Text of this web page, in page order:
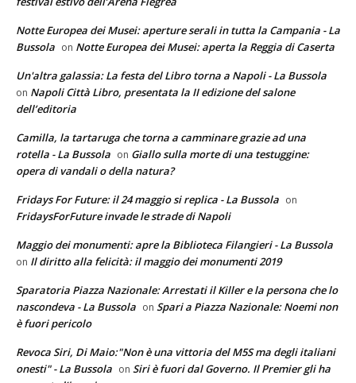
Notte Europea dei Musei: aperture serali in tutta la Campania - La
Bussola on Notte Europea dei Musei: aperta la Reggia di Caserta
Un'altra galassia: La festa del Libro torna a Napoli - La Bussola
on Napoli Città Libro, presentata la II edizione del salone
dell’editoria
Camilla, la tartaruga che torna a camminare grazie ad una
rotella - La Bussola on Giallo sulla morte di una testuggine:
opera di vandali o della natura?
Fridays For Future: il 24 maggio si replica - La Bussola on
FridaysForFuture invade le strade di Napoli
Maggio dei monumenti: apre la Biblioteca Filangieri - La Bussola
on Il diritto alla felicità: il maggio dei monumenti 2019
Sparatoria Piazza Nazionale: Arrestati il Killer e la persona che lo
nascondeva - La Bussola on Spari a Piazza Nazionale: Noemi non
è fuori pericolo
Revoca Siri, Di Maio:"Non è una vittoria del M5S ma degli italiani
onesti" - La Bussola on Siri è fuori dal Governo. Il Premier gli ha